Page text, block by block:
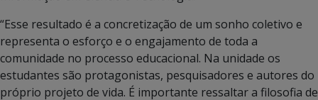
“Esse resultado é a concretização de um sonho coletivo e
representa o esforço e o engajamento de toda a
comunidade no processo educacional. Na unidade os
estudantes são protagonistas, pesquisadores e autores do
próprio projeto de vida. É importante ressaltar a filosofia de